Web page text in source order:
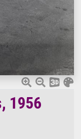
1956